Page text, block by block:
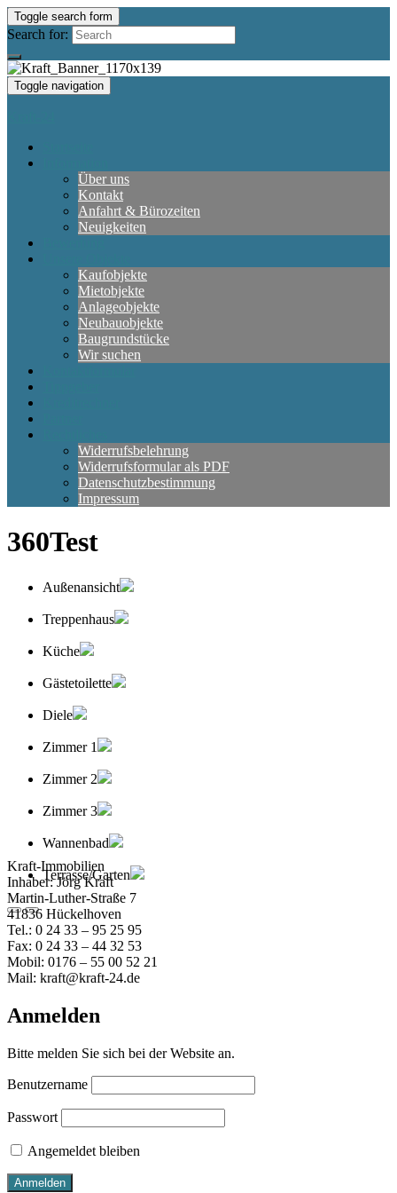
Toggle search form
Search for:
Toggle navigation
Über uns
Kontakt
Anfahrt & Bürozeiten
Neuigkeiten
Kaufobjekte
Mietobjekte
Anlageobjekte
Neubauobjekte
Baugrundstücke
Wir suchen
Widerrufsbelehrung
Widerrufsformular als PDF
Datenschutzbestimmung
Impressum
360Test
Außenansicht
Treppenhaus
Küche
Gästetoilette
Diele
Zimmer 1
Zimmer 2
Zimmer 3
Wannenbad
Terrasse/Garten
Kraft-Immobilien
Inhaber: Jörg Kraft
Martin-Luther-Straße 7
41836 Hückelhoven
Tel.: 0 24 33 – 95 25 95
Fax: 0 24 33 – 44 32 53
Mobil: 0176 – 55 00 52 21
Mail: kraft@kraft-24.de
Anmelden
Bitte melden Sie sich bei der Website an.
Benutzername
Passwort
Angemeldet bleiben